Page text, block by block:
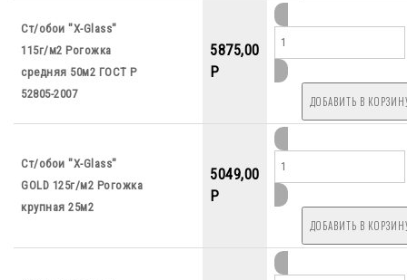
Ст/обои "X-Glass"
115г/м2 Рогожка
средняя 50м2 ГОСТ Р
52805-2007
5875,00
P
Ст/обои "X-Glass"
GOLD 125г/м2 Рогожка
крупная 25м2
5049,00
P